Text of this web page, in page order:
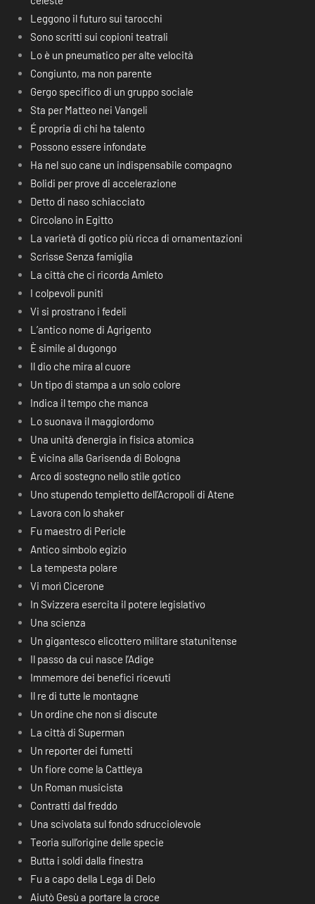
Leggono il futuro sui tarocchi
Sono scritti sui copioni teatrali
Lo è un pneumatico per alte velocità
Congiunto, ma non parente
Gergo specifico di un gruppo sociale
Sta per Matteo nei Vangeli
É propria di chi ha talento
Possono essere infondate
Ha nel suo cane un indispensabile compagno
Bolidi per prove di accelerazione
Detto di naso schiacciato
Circolano in Egitto
La varietà di gotico più ricca di ornamentazioni
Scrisse Senza famiglia
La città che ci ricorda Amleto
I colpevoli puniti
Vi si prostrano i fedeli
L’antico nome di Agrigento
È simile al dugongo
Il dio che mira al cuore
Un tipo di stampa a un solo colore
Indica il tempo che manca
Lo suonava il maggiordomo
Una unità d’energia in fisica atomica
È vicina alla Garisenda di Bologna
Arco di sostegno nello stile gotico
Uno stupendo tempietto dell’Acropoli di Atene
Lavora con lo shaker
Fu maestro di Pericle
Antico simbolo egizio
La tempesta polare
Vi morì Cicerone
In Svizzera esercita il potere legislativo
Una scienza
Un gigantesco elicottero militare statunitense
Il passo da cui nasce l’Adige
Immemore dei benefici ricevuti
Il re di tutte le montagne
Un ordine che non si discute
La città di Superman
Un reporter dei fumetti
Un fiore come la Cattleya
Un Roman musicista
Contratti dal freddo
Una scivolata sul fondo sdrucciolevole
Teoria sull’origine delle specie
Butta i soldi dalla finestra
Fu a capo della Lega di Delo
Aiutò Gesù a portare la croce